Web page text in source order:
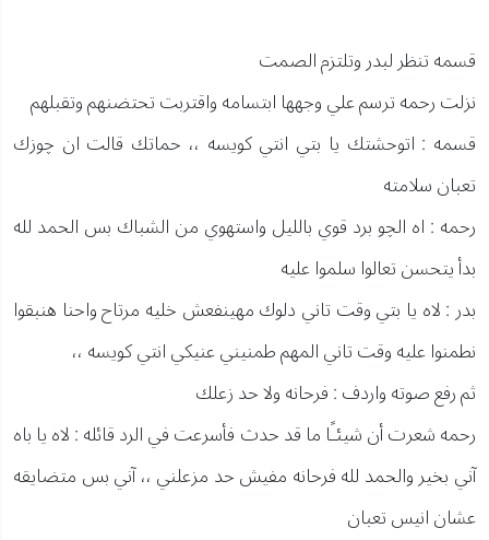
قسمه تنظر لبدر وتلتزم الصمت
نزلت رحمه ترسم علي وجهها ابتسامه واقتربت تحتضنهم وتقبلهم
قسمه : اتوحشتك يا بتي انتي كويسه ،، حماتك قالت ان چوزك
تعبان سلامته
رحمه : اه الچو برد قوي بالليل واستهوي من الشباك بس الحمد لله
بدأ يتحسن تعالوا سلموا عليه
بدر : لاه يا بتي وقت تاني دلوك مهينفعش خليه مرتاح واحنا هنبقوا
نطمنوا عليه وقت تاني المهم طمنيني عنيكي انتي كويسه ،،
ثم رفع صوته واردف : فرحانه ولا حد زعلك
رحمه شعرت أن شيئـًا ما قد حدث فأسرعت في الرد قائله : لاه يا باه
آني بخير والحمد لله فرحانه مفيش حد مزعلني ،، آني بس متضايقه
عشان انيس تعبان